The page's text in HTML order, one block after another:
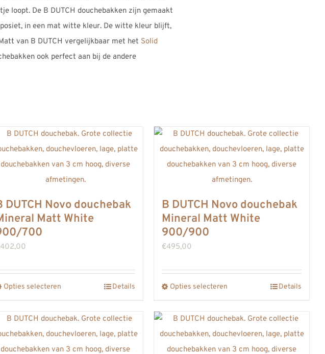
loopt. De B DUTCH douchebakken zijn gemaakt
in een mat witte kleur. De witte kleur blijft,
van B DUTCH vergelijkbaar met het Solid
ook perfect aan bij de andere
DUTCH Novo douchebak
Matt White
700
402,00
Opties selecteren
heeft
meerdere
variaties.
Details
B DUTCH Novo douchebak
Mineral Matt White
900/900
€495,00
Opties selecteren
heeft
meerdere
variaties.
Details